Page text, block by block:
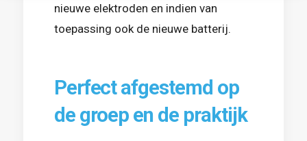
nieuwe elektroden en indien van
toepassing ook de nieuwe batterij.
Perfect afgestemd op
de groep en de praktijk